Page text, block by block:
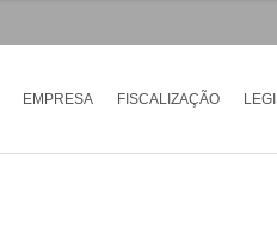
EMPRESA FISCALIZAÇÃO